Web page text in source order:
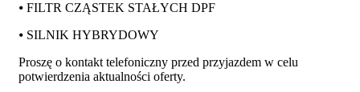
⦁ FILTR CZĄSTEK STAŁYCH DPF
⦁ SILNIK HYBRYDOWY
Proszę o kontakt telefoniczny przed przyjazdem w celu
potwierdzenia aktualności oferty.